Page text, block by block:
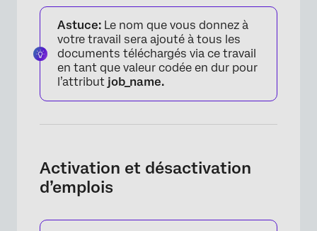
Astuce: Le nom que vous donnez à
votre travail sera ajouté à tous les
documents téléchargés via ce travail
en tant que valeur codée en dur pour
l’attribut job_name.
Activation et désactivation
d’emplois